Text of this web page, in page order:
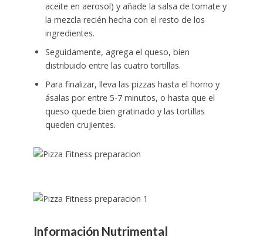
aceite en aerosol) y añade la salsa de tomate y
la mezcla recién hecha con el resto de los
ingredientes.
Seguidamente, agrega el queso, bien
distribuido entre las cuatro tortillas.
Para finalizar, lleva las pizzas hasta el horno y
ásalas por entre 5-7 minutos, o hasta que el
queso quede bien gratinado y las tortillas
queden crujientes.
Información Nutrimental